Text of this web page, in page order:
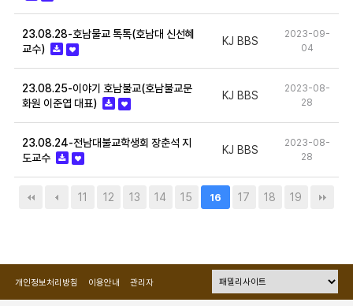
23.08.28-호남물교 톡톡(호남대 신선혜
교수)
KJ BBS
2023-09-
04
23.08.25-이야기 호남불교(호남불교문
화원 이준엽 대표)
KJ BBS
2023-08-
28
23.08.24-전남대불교학생회 장춘석 지
도교수
KJ BBS
2023-08-
28
11 12 13 14 15 16 17 18 19
개인정보처리방침 이용안내 관리자